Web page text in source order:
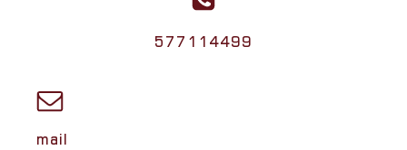
577114499
mail